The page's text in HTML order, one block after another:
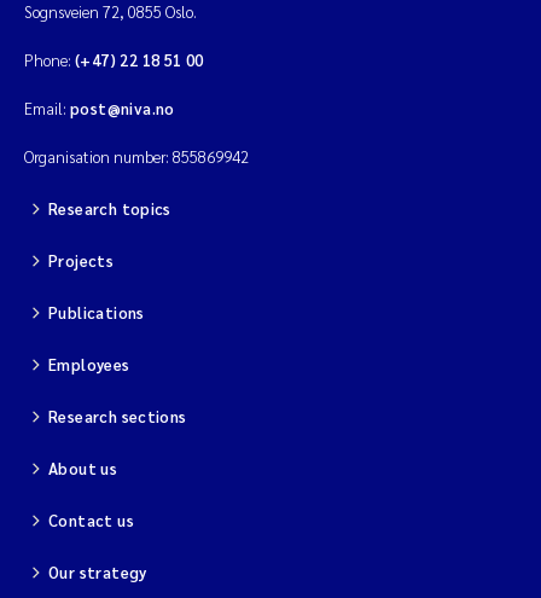
Sognsveien 72, 0855 Oslo.
Phone: (+47) 22 18 51 00
Email: post@niva.no
Organisation number: 855869942
Research topics
Projects
Publications
Employees
Research sections
About us
Contact us
Our strategy